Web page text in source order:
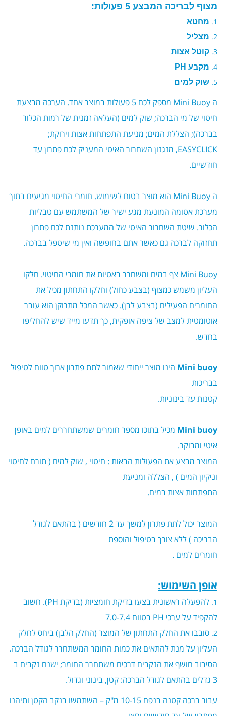
מצוף לבריכה המבצע 5 פעולות:
​מחטא
מצליל
קוטל אצות
מקבע PH
שוק למים
ה Mini Buoy
מספק לכם 5 פעולות במוצר אחד. הערכה מבצעת
חיטוי של מי הברכה; שוק למים (העלאה זמנית של רמות הכלור
בברכה); הצללת המים; מניעת התפתחות אצות וירוקת;
EASYCLICK, מנגנון השחרור האיטי המעניק לכם פתרון עד
חודשיים.
ה Mini Buoy הוא מוצר בטוח לשימוש. חומרי החיטוי מגיעים בתוך
מערכת אטומה המונעת מגע ישיר של המשתמש עם טבליות
הכלור. שיטת השחרור האיטי של המערכת נותנת לכם פתרון
תחזוקה לברכה גם כאשר אתם בחופשה ואין מי שיטפל בברכה.
Mini Buoy צףבמים ומשחררבאטיותאת חומרי החיטוי. חלקו
העליון משמשכמצוף (בצבעכחול) וחלקו התחתון מכילאת
החומרים הפעילים (בצבעלבן). כאשר המכל מתרוקן הוא עובר
אוטומטיתלמצב של ציפה אופקית, כך תדעו מייד שישלהחליפו
בחדש.
Mini buoy הינו מוצר ייחודי שאמור לתת פתרון ארוך טווח לטיפול
בבריכות
קטנות עד בינוניות.
Mini buoy מכיל בתוכו מספר חומרים שמשתחררים למים באופן
איטי ומבוקר.
המוצר מבצע את הפעולות הבאות : חיטוי , שוק למים ( תורם לחיטוי
וניקיון המים ) , הצללה ומניעת
התפתחות אצות במים.
המוצר יכול לתת פתרון למשך עד 2 חודשים ( בהתאם לגודל
הבריכה ) ללא צורך בטיפול והוספת
חומרים למים .
אופן השימוש:
להפעלה ראשונית בצעו בדיקת חומציות (בדיקת PH). חשוב
להקפיד על ערכי PH בטווח 7.0-7.4
סובבו את החלק התחתון של המוצר (החלק הלבן) ביחס לחלק
העליון על מנת להתאים את כמות החומר המשתחרר לגודל הברכה.
הסיבוב חושף את הנקבים דרכים משתחרר החומר; ישנם נקבים ב
3 גדלים בהתאם לגודל הברכה: קטן, בינוני וגדול.
עבור ברכה קטנה בנפח 10-15 מ"ק – השתמשו בנקב הקטן ותיהנו